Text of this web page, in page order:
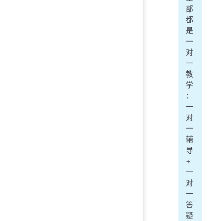
部
都
是
一
对
一
教
学
：
一
对
一
辅
导
+
一
对
一
答
疑